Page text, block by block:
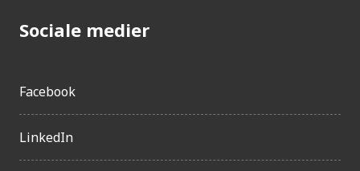
Sociale medier
Facebook
LinkedIn